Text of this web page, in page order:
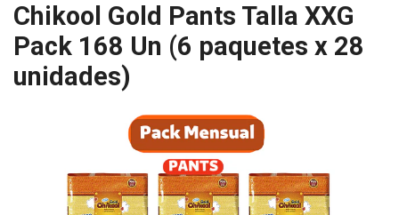
Chikool Gold Pants Talla XXG
Pack 168 Un (6 paquetes x 28
unidades)